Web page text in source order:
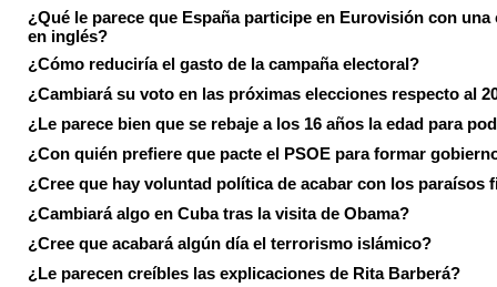
¿Qué le parece que España participe en Eurovisión con una
en inglés?
¿Cómo reduciría el gasto de la campaña electoral?
¿Cambiará su voto en las próximas elecciones respecto al
¿Le parece bien que se rebaje a los 16 años la edad para
¿Con quién prefiere que pacte el PSOE para formar
¿Cree que hay voluntad política de acabar con los paraísos
¿Cambiará algo en Cuba tras la visita de Obama?
¿Cree que acabará algún día el terrorismo islámico?
¿Le parecen creíbles las explicaciones de Rita Barberá?